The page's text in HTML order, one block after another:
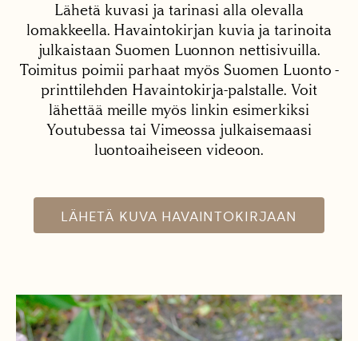
Lähetä kuvasi ja tarinasi alla olevalla
lomakkeella. Havaintokirjan kuvia ja tarinoita
julkaistaan Suomen Luonnon nettisivuilla.
Toimitus poimii parhaat myös Suomen Luonto -
printtilehden Havaintokirja-palstalle. Voit
lähettää meille myös linkin esimerkiksi
Youtubessa tai Vimeossa julkaisemaasi
luontoaiheiseen videoon.
LÄHETÄ KUVA HAVAINTOKIRJAAN